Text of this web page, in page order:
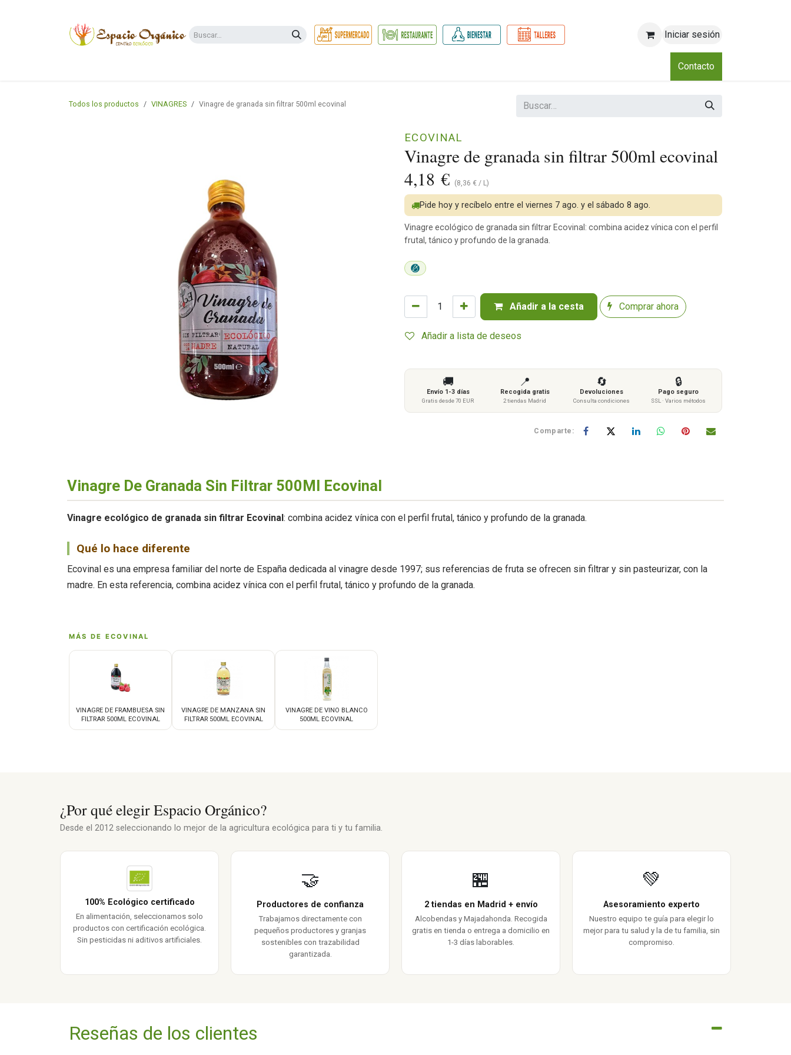
Iniciar sesión
Club
Contacto
Todos los productos VINAGRES Vinagre de granada sin filtrar 500ml ecovinal
Vinagre de granada sin filtrar 500ml ecovinal
ECOVINAL
4,18 € (8,36 € / L)
Añadir a la cesta Comprar ahora
Añadir a lista de deseos
Pide hoy y recíbelo entre el viernes 7 ago. y el sábado 8 ago.
Vinagre ecológico de granada sin filtrar Ecovinal: combina acidez vínica con el perfil
frutal, tánico y profundo de la granada.
🚚
Envío 1-3 días
Gratis desde 70 EUR
📍
Recogida gratis
2 tiendas Madrid
🔄
Devoluciones
Consulta condiciones
🔒
Pago seguro
SSL · Varios métodos
Comparte:
Vinagre De Granada Sin Filtrar 500Ml Ecovinal
Vinagre ecológico de granada sin filtrar Ecovinal : combina acidez vínica con el perfil frutal, tánico y profundo de la granada.
Qué lo hace diferente
Ecovinal es una empresa familiar del norte de España dedicada al vinagre desde 1997; sus referencias de fruta se ofrecen sin filtrar y sin pasteurizar, con la
madre. En esta referencia, combina acidez vínica con el perfil frutal, tánico y profundo de la granada.
MÁS DE ECOVINAL
VINAGRE DE FRAMBUESA SIN
FILTRAR 500ML ECOVINAL
VINAGRE DE MANZANA SIN
FILTRAR 500ML ECOVINAL
VINAGRE DE VINO BLANCO
500ML ECOVINAL
¿Por qué elegir Espacio Orgánico?
Desde el 2012 seleccionando lo mejor de la agricultura ecológica para ti y tu familia.
100% Ecológico certificado
En alimentación, seleccionamos solo
productos con certificación ecológica.
Sin pesticidas ni aditivos artificiales.
🤝
Productores de confianza
Trabajamos directamente con
pequeños productores y granjas
sostenibles con trazabilidad
garantizada.
🏪
2 tiendas en Madrid + envío
Alcobendas y Majadahonda. Recogida
gratis en tienda o entrega a domicilio en
1-3 días laborables.
💚
Asesoramiento experto
Nuestro equipo te guía para elegir lo
mejor para tu salud y la de tu familia, sin
compromiso.
Reseñas de los clientes